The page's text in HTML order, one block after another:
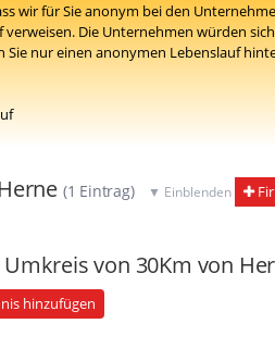
wir für Sie anonym bei den
verweisen. Die Unternehmen würden
Sie nur einen anonymen Lebenslauf
(1 Eintrag) ▼ Einblenden
von 30Km von
hinzufügen